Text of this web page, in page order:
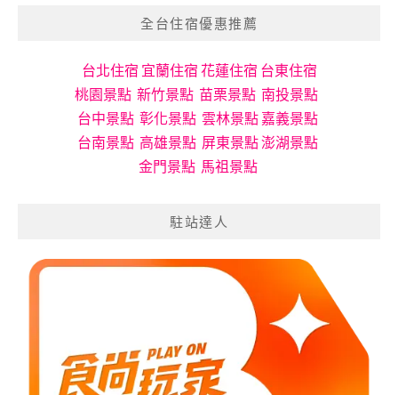
全台住宿優惠推薦
台北住宿 宜蘭住宿花蓮住宿 台東住宿
桃園景點 新竹景點 苗栗景點 南投景點
台中景點 彰化景點 雲林景點嘉義景點
台南景點 高雄景點 屏東景點澎湖景點
金門景點 馬祖景點
駐站達人